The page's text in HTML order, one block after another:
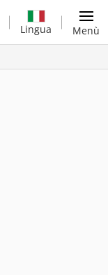
Lingua Menù